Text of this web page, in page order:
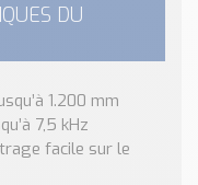
DU
1.200 mm
7,5 kHz
facile sur le